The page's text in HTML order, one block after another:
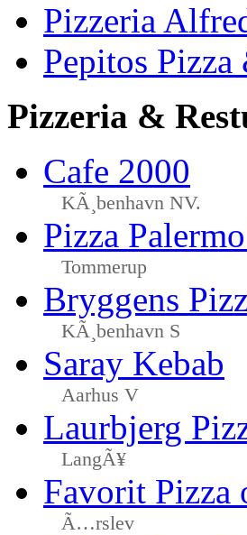
Pizzeria
Pepitos
Pizzeria &
Cafe 2000
KÃ¸benhavn NV.
Pizza
Tommerup
Bryggens
KÃ¸benhavn S
Saray Kebab
Aarhus V
Laurbjerg
LangÃ¥
Favorit Pizza
Ã…rslev